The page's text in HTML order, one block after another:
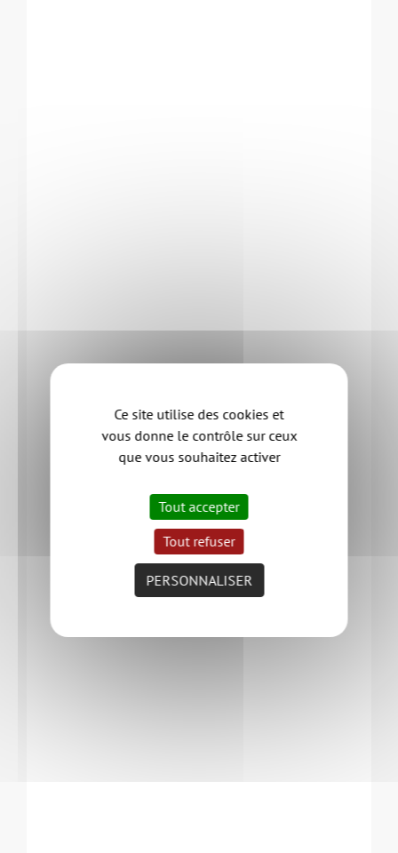
Ce site utilise des cookies et
vous donne le contrôle sur ceux
que vous souhaitez activer
Tout accepter
Tout refuser
PERSONNALISER